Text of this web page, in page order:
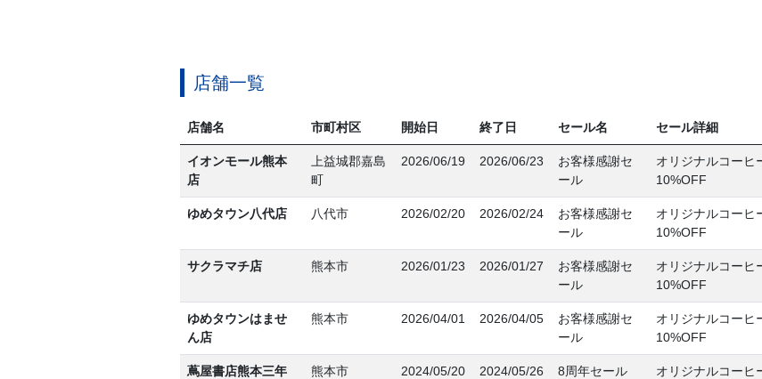
店舗一覧
店舗名 市町村区 開始日 終了日 セール名 セール詳細
イオンモール熊本
店
上益城郡嘉島
町
2026/06/19 2026/06/23
お客様感謝セ
ール
オリジナルコーヒ
10%OFF
ゆめタウン八代店 八代市 2026/02/20 2026/02/24
お客様感謝セ
ール
オリジナルコーヒ
10%OFF
サクラマチ店 熊本市 2026/01/23 2026/01/27
お客様感謝セ
ール
オリジナルコーヒ
10%OFF
ゆめタウンはませ
ん店
熊本市 2026/04/01 2026/04/05
お客様感謝セ
ール
オリジナルコーヒ
10%OFF
蔦屋書店熊本三年
熊本市 2024/05/20 2024/05/26 8周年セール
オリジナルコーヒ